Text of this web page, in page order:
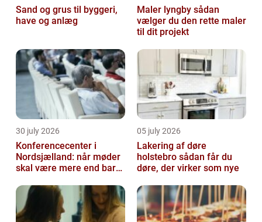
Sand og grus til byggeri,
have og anlæg
Maler lyngby sådan
vælger du den rette maler
til dit projekt
30 july 2026
Konferencecenter i
Nordsjælland: når møder
skal være mere end bare
05 july 2026
Lakering af døre
holstebro sådan får du
døre, der virker som nye